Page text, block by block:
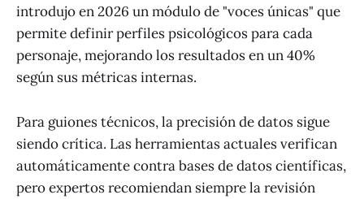
introdujo en 2026 un módulo de "voces únicas" que
permite definir perfiles psicológicos para cada
personaje, mejorando los resultados en un 40%
según sus métricas internas.
Para guiones técnicos, la precisión de datos sigue
siendo crítica. Las herramientas actuales verifican
automáticamente contra bases de datos científicas,
pero expertos recomiendan siempre la revisión